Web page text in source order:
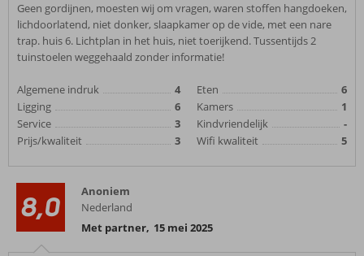
Geen gordijnen, moesten wij om vragen, waren stoffen hangdoeken,
lichdoorlatend, niet donker, slaapkamer op de vide, met een nare
trap. huis 6. Lichtplan in het huis, niet toerijkend. Tussentijds 2
tuinstoelen weggehaald zonder informatie!
Algemene indruk
4
Ligging
6
Service
3
Prijs/kwaliteit
3
Eten
6
Kamers
1
Kindvriendelijk
-
Wifi kwaliteit
5
8,0
Anoniem
Nederland
Met partner, 15 mei 2025